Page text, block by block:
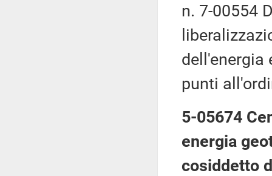
n. 7-00554
dell'energia
punti
5-05674
energia
cosiddetto